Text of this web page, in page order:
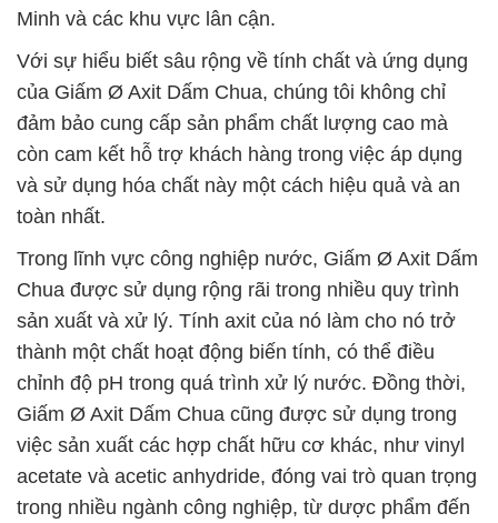
Minh và các khu vực lân cận.
Với sự hiểu biết sâu rộng về tính chất và ứng dụng
của Giấm Ø Axit Dấm Chua, chúng tôi không chỉ
đảm bảo cung cấp sản phẩm chất lượng cao mà
còn cam kết hỗ trợ khách hàng trong việc áp dụng
và sử dụng hóa chất này một cách hiệu quả và an
toàn nhất.
Trong lĩnh vực công nghiệp nước, Giấm Ø Axit Dấm
Chua được sử dụng rộng rãi trong nhiều quy trình
sản xuất và xử lý. Tính axit của nó làm cho nó trở
thành một chất hoạt động biến tính, có thể điều
chỉnh độ pH trong quá trình xử lý nước. Đồng thời,
Giấm Ø Axit Dấm Chua cũng được sử dụng trong
việc sản xuất các hợp chất hữu cơ khác, như vinyl
acetate và acetic anhydride, đóng vai trò quan trọng
trong nhiều ngành công nghiệp, từ dược phẩm đến